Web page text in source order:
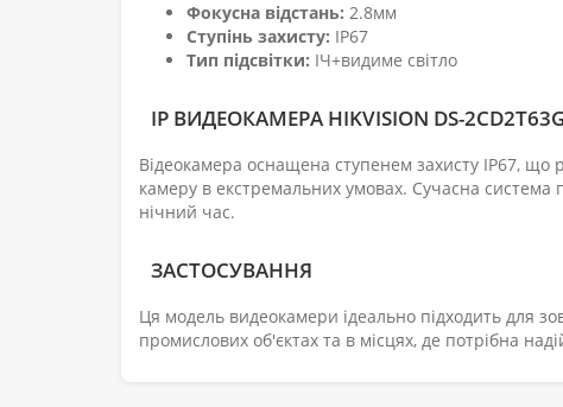
Фокусна відстань: 2.8мм
Ступінь захисту: IP67
Тип підсвітки: ІЧ+видиме світло
IP ВИДЕОКАМЕРА HIKVISION DS-
Відеокамера оснащена ступенем захисту IP67, що
камеру в екстремальних умовах. Сучасна система
нічний час.
ЗАСТОСУВАННЯ
Ця модель видеокамери ідеально підходить для
промислових об'єктах та в місцях, де потрібна